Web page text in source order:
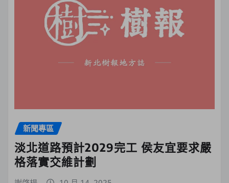
新聞專區
淡北道路預計2029完工 侯友宜要求嚴
格落實交維計劃